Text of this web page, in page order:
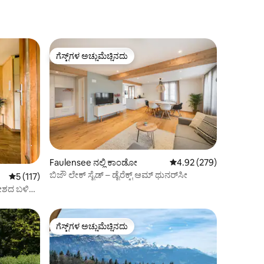
5 ರಲ್ಲಿ 5 ಸರಾಸರಿ ರೇಟಿಂಗ್, 117 ವಿಮರ್ಶೆಗಳು
5 (117)
ಬಳಿ
ಗೆಸ್ಟ್‌ಗಳ ಅಚ್ಚುಮೆಚ್ಚಿನದು
ಗೆಸ್ಟ್‌ಗಳ ಅಚ್ಚುಮೆಚ್ಚಿನದು
Faulensee ನಲ್ಲಿ ಕಾಂಡೋ 5 ರಲ್ಲಿ 4.92 ಸರಾಸರಿ
4.92 (279)
ಬಿಜೌ ಲೇಕ್ ಸೈಡ್ – ಡೈರೆಕ್ಟ್ ಆಮ್ ಥುನರ್‌ಸೀ
ಗೆಸ್ಟ್‌ಗಳ ಅಚ್ಚುಮೆಚ್ಚಿನದು
ಗೆಸ್ಟ್‌ಗಳ ಅಚ್ಚುಮೆಚ್ಚಿನದು